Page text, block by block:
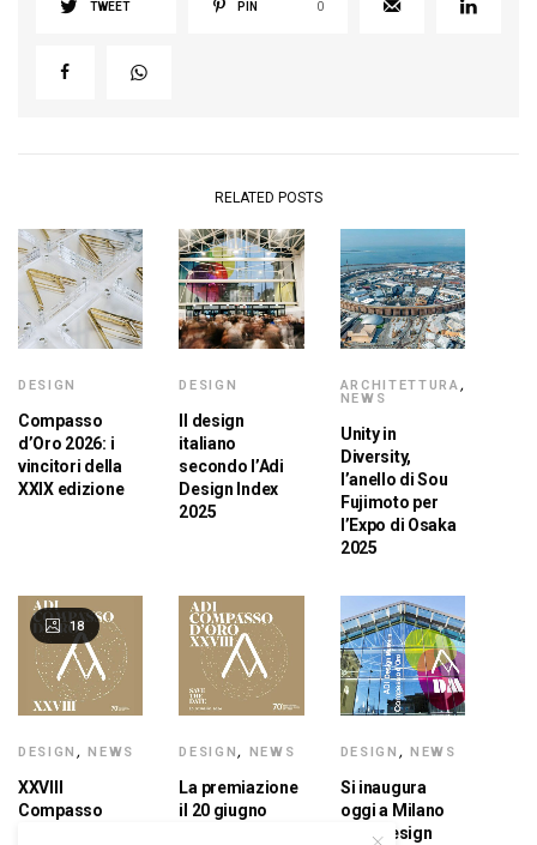
TWEET PIN 0
RELATED POSTS
DESIGN
Compasso
d’Oro 2026: i
vincitori della
XXIX edizione
DESIGN
Il design
italiano
secondo l’Adi
Design Index
2025
ARCHITETTURA,
NEWS
Unity in
Diversity,
l’anello di Sou
Fujimoto per
l’Expo di Osaka
2025
18
DESIGN , NEWS
XXVIII
Compasso
DESIGN, NEWS
La premiazione
il 20 giugno
DESIGN , NEWS
Si inaugura
oggi a Milano
l’ADI Design